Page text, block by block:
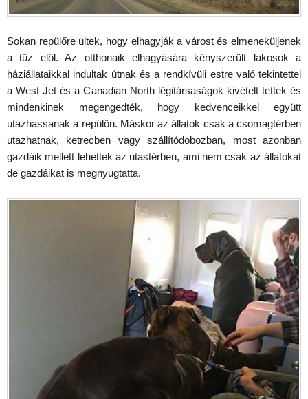
Sokan repülőre ültek, hogy elhagyják a várost és elmeneküljenek
a tűz elől. Az otthonaik elhagyására kényszerült lakosok a
háziállataikkal indultak útnak és a rendkívüli estre való tekintettel
a West Jet és a Canadian North légitársaságok kivételt tettek és
mindenkinek megengedték, hogy kedvenceikkel együtt
utazhassanak a repülőn. Máskor az állatok csak a csomagtérben
utazhatnak, ketrecben vagy szállítódobozban, most azonban
gazdáik mellett lehettek az utastérben, ami nem csak az állatokat
de gazdáikat is megnyugtatta.